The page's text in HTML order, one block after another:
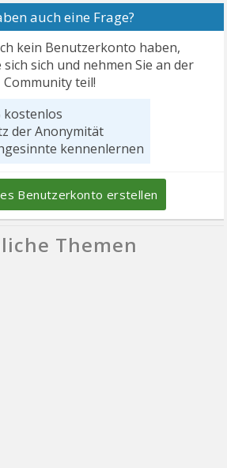
auch eine Frage?
kein Benutzerkonto haben,
sich sich und nehmen Sie an der
Community teil!
kostenlos
der Anonymität
kennenlernen
Benutzerkonto erstellen
Themen